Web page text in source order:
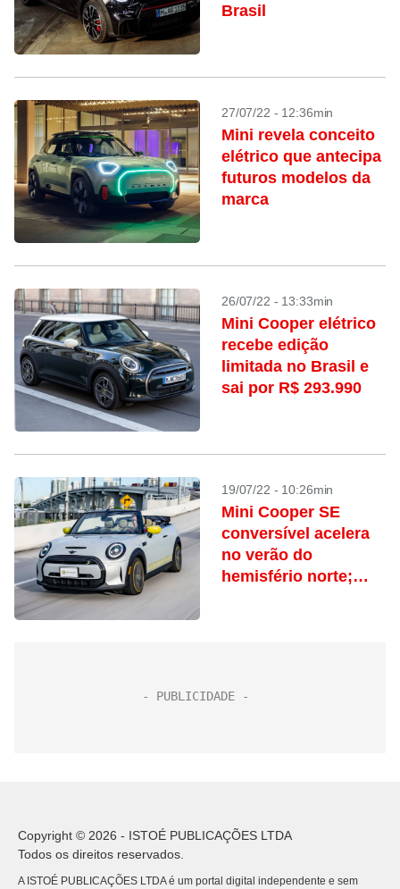
Brasil
27/07/22 - 12:36min
Mini revela conceito
elétrico que antecipa
futuros modelos da
marca
26/07/22 - 13:33min
Mini Cooper elétrico
recebe edição
limitada no Brasil e
sai por R$ 293.990
19/07/22 - 10:26min
Mini Cooper SE
conversível acelera
no verão do
hemisfério norte;
Copyright © 2026 - ISTOÉ PUBLICAÇÕES LTDA
Todos os direitos reservados.
A ISTOÉ PUBLICAÇÕES LTDA é um portal digital independente e sem